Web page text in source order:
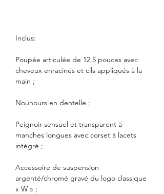
Inclus:
Poupée articulée de 12,5 pouces avec
cheveux enracinés et cils appliqués à la
main ;
Nounours en dentelle ;
Peignoir sensuel et transparent à
manches longues avec corset à lacets
intégré ;
Accessoire de suspension
argenté/chromé gravé du logo classique
« W » ;